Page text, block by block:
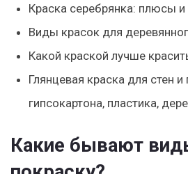
Краска серебрянка: плюсы
Виды красок для
Какой краской лучше
Глянцевая краска для стен и
гипсокартона, пластика,
Какие бывают